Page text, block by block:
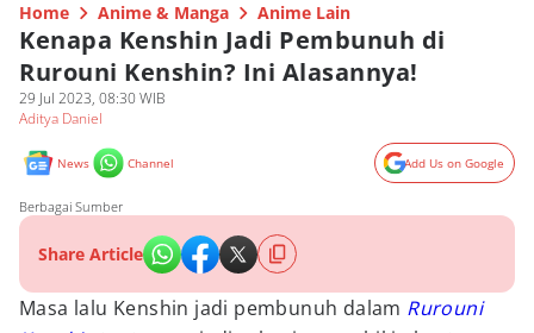
Home Anime & Manga Anime Lain
Kenapa Kenshin Jadi Pembunuh di
Rurouni Kenshin? Ini Alasannya!
29 Jul 2023, 08:30 WIB
Aditya Daniel
News Channel Add Us on Google
Berbagai Sumber
Share Article
Masa lalu Kenshin jadi pembunuh dalam Rurouni